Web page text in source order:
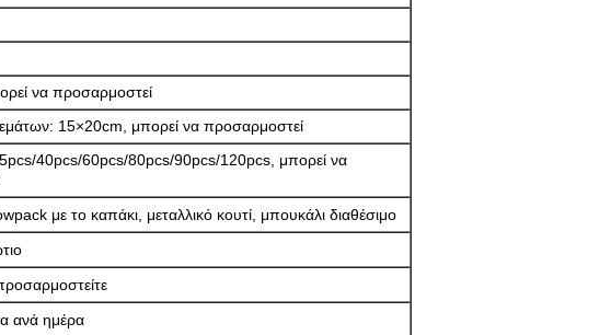
να προσαρμοστεί
15×20cm, μπορεί να προσαρμοστεί
40pcs/60pcs/80pcs/90pcs/120pcs, μπορεί να
με το καπάκι, μεταλλικό κουτί, μπουκάλι διαθέσιμο
ανά ημέρα